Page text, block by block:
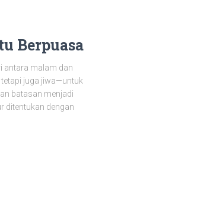
Berpuasa
antara malam dan
juga jiwa—untuk
batasan menjadi
ditentukan dengan